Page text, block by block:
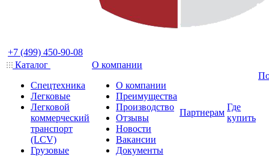
+7 (499) 450-90-08
Каталог
Спецтехника
Легковые
Легковой
коммерческий
транспорт
(LCV)
Грузовые
О компании
О компании
Преимущества
Производство
Отзывы
Новости
Вакансии
Документы
Партнерам
Где
купить